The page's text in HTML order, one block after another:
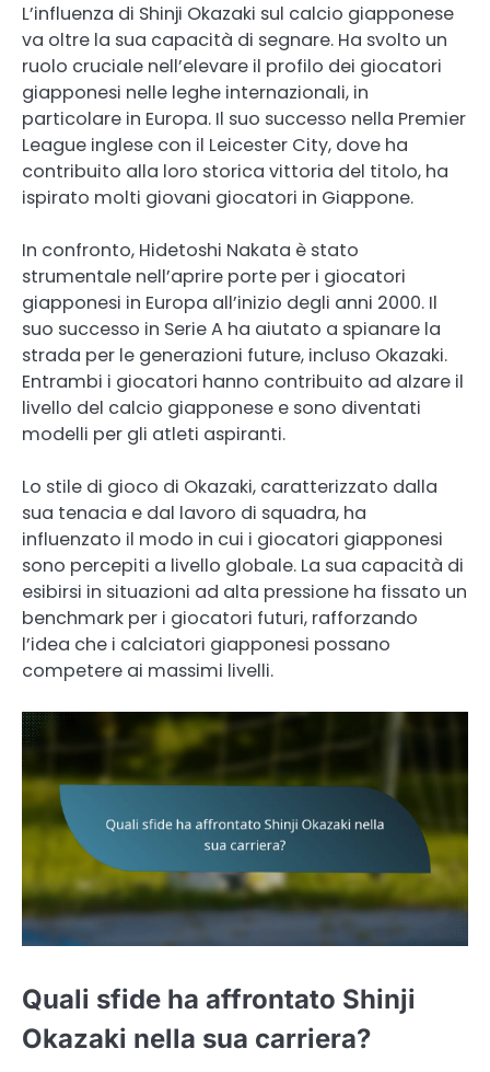
L’influenza di Shinji Okazaki sul calcio giapponese
va oltre la sua capacità di segnare. Ha svolto un
ruolo cruciale nell’elevare il profilo dei giocatori
giapponesi nelle leghe internazionali, in
particolare in Europa. Il suo successo nella Premier
League inglese con il Leicester City, dove ha
contribuito alla loro storica vittoria del titolo, ha
ispirato molti giovani giocatori in Giappone.
In confronto, Hidetoshi Nakata è stato
strumentale nell’aprire porte per i giocatori
giapponesi in Europa all’inizio degli anni 2000. Il
suo successo in Serie A ha aiutato a spianare la
strada per le generazioni future, incluso Okazaki.
Entrambi i giocatori hanno contribuito ad alzare il
livello del calcio giapponese e sono diventati
modelli per gli atleti aspiranti.
Lo stile di gioco di Okazaki, caratterizzato dalla
sua tenacia e dal lavoro di squadra, ha
influenzato il modo in cui i giocatori giapponesi
sono percepiti a livello globale. La sua capacità di
esibirsi in situazioni ad alta pressione ha fissato un
benchmark per i giocatori futuri, rafforzando
l’idea che i calciatori giapponesi possano
competere ai massimi livelli.
Quali sfide ha affrontato Shinji
Okazaki nella sua carriera?